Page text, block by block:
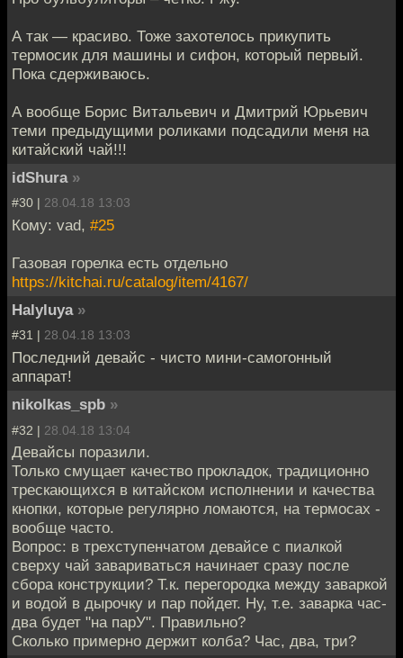
А так — красиво. Тоже захотелось прикупить
термосик для машины и сифон, который первый.
Пока сдерживаюсь.
А вообще Борис Витальевич и Дмитрий Юрьевич
теми предыдущими роликами подсадили меня на
китайский чай!!!
idShura »
#30 | 28.04.18 13:03
Кому: vad, #25
Газовая горелка есть отдельно
https://kitchai.ru/catalog/item/4167/
Halyluya »
#31 | 28.04.18 13:03
Последний девайс - чисто мини-самогонный
аппарат!
nikolkas_spb »
#32 | 28.04.18 13:04
Девайсы поразили.
Только смущает качество прокладок, традиционно
трескающихся в китайском исполнении и качества
кнопки, которые регулярно ломаются, на термосах -
вообще часто.
Вопрос: в трехступенчатом девайсе с пиалкой
сверху чай завариваться начинает сразу после
сбора конструкции? Т.к. перегородка между заваркой
и водой в дырочку и пар пойдет. Ну, т.е. заварка час-
два будет "на парУ". Правильно?
Сколько примерно держит колба? Час, два, три?